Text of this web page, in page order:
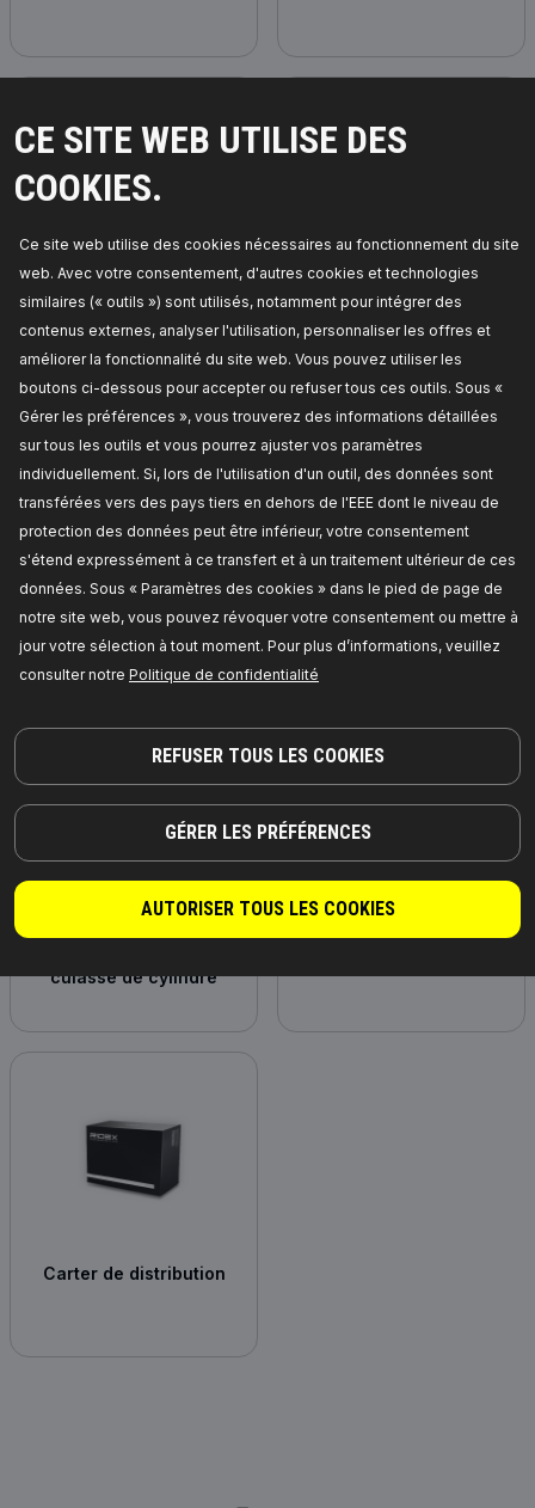
CE SITE WEB UTILISE DES
COOKIES.
Ce site web utilise des cookies nécessaires au fonctionnement du site
web. Avec votre consentement, d'autres cookies et technologies
similaires (« outils ») sont utilisés, notamment pour intégrer des
contenus externes, analyser l'utilisation, personnaliser les offres et
améliorer la fonctionnalité du site web. Vous pouvez utiliser les
boutons ci-dessous pour accepter ou refuser tous ces outils. Sous «
Gérer les préférences », vous trouverez des informations détaillées
sur tous les outils et vous pourrez ajuster vos paramètres
individuellement. Si, lors de l'utilisation d'un outil, des données sont
transférées vers des pays tiers en dehors de l'EEE dont le niveau de
protection des données peut être inférieur, votre consentement
s'étend expressément à ce transfert et à un traitement ultérieur de ces
données. Sous « Paramètres des cookies » dans le pied de page de
notre site web, vous pouvez révoquer votre consentement ou mettre à
jour votre sélection à tout moment. Pour plus d’informations, veuillez
consulter notre Politique de confidentialité
REFUSER TOUS LES COOKIES
GÉRER LES PRÉFÉRENCES
AUTORISER TOUS LES COOKIES
Jauge de niveau d'huile
Couvercle de culasse
Tuyau, ventilation de
carter-moteur
Huile moteur
culasse de cylindre
Carter de distribution